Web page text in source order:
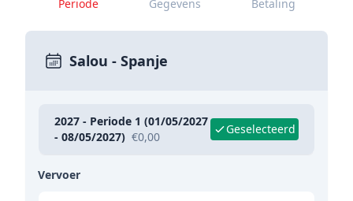
Periode Gegevens Betaling
Salou - Spanje
2027 - Periode 1 (01/05/2027
- 08/05/2027) €0,00
Geselecteerd
Vervoer